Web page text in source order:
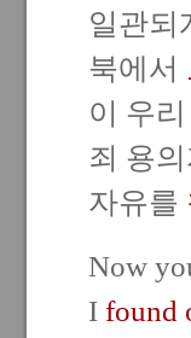
일관되
북에서
이 우
죄 용
자유를
Now
I found